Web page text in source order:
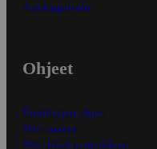
Asiakaspalvelu
Ohjeet
Ensitilaajan ohjeet
Näin maksat
Näin tilaat ja muokkaat